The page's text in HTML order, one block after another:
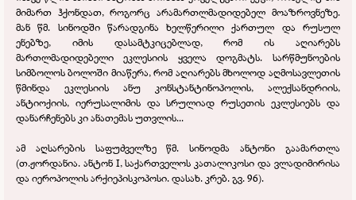
მიმართ ჰქონდათ, როგორც არამართლმადიდებელ მოაზროვნეზე.
მან წმ. სინოდში წარადგინა ხელწერილი ქართულ და რუსულ
ენებზე, იმის დასამტკიცებლად, რომ ის აღიარებს
მართლმადიდებელი ეკლესიის ყველა დოგმატს. სარწმუნოების
სიმბოლოს ბოლოში მიაწერა, რომ აღიარებს მხოლოდ აღმოსავლეთის
წმინდა ეკლესიის ანუ კონსტანტინოპოლის, ალექსანდრიის,
ანტიოქიის, იერუსალიმის და სრულიად რუსეთის ეკლესიებს და
დანარჩენებს კი ანათემას უთვლის...
ამ აღსარების საფუძველზე წმ. სინოდმა ანტონი გაამართლა
(თ.ჟორდანია. ანტონ I, საქართველოს კათალიკოსი და ვლადიმირისა
და იეროპოლის არქიეპისკოპოსი. დასახ. კრებ. გვ. 96).